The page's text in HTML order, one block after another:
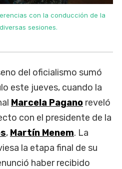
con la conducción de la
sesiones.
del oficialismo sumó
este jueves, cuando la
Marcela Pagano reveló
con el presidente de la
, Martín Menem. La
la etapa final de su
haber recibido